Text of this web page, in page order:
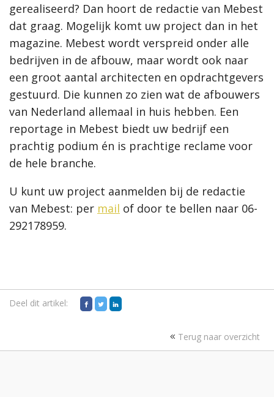
gerealiseerd? Dan hoort de redactie van Mebest
dat graag. Mogelijk komt uw project dan in het
magazine. Mebest wordt verspreid onder alle
bedrijven in de afbouw, maar wordt ook naar
een groot aantal architecten en opdrachtgevers
gestuurd. Die kunnen zo zien wat de afbouwers
van Nederland allemaal in huis hebben. Een
reportage in Mebest biedt uw bedrijf een
prachtig podium én is prachtige reclame voor
de hele branche.
U kunt uw project aanmelden bij de redactie
van Mebest: per mail of door te bellen naar 06-
292178959.
Deel dit artikel:
Terug naar overzicht